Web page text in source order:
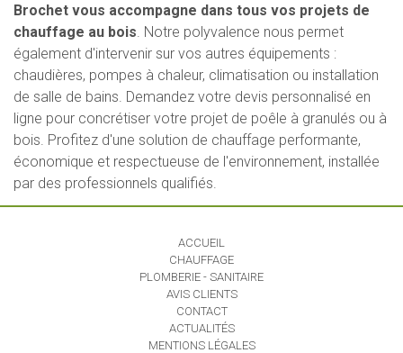
Brochet vous accompagne dans tous vos projets de
chauffage au bois. Notre polyvalence nous permet
également d'intervenir sur vos autres équipements :
chaudières, pompes à chaleur, climatisation ou installation
de salle de bains. Demandez votre devis personnalisé en
ligne pour concrétiser votre projet de poêle à granulés ou à
bois. Profitez d'une solution de chauffage performante,
économique et respectueuse de l'environnement, installée
par des professionnels qualifiés.
ACCUEIL
CHAUFFAGE
PLOMBERIE - SANITAIRE
AVIS CLIENTS
CONTACT
ACTUALITÉS
MENTIONS LÉGALES